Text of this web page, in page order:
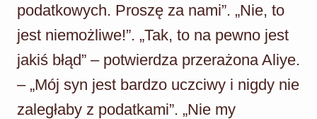
podatkowych. Proszę za nami”. „Nie, to
jest niemożliwe!”. „Tak, to na pewno jest
jakiś błąd” – potwierdza przerażona Aliye.
– „Mój syn jest bardzo uczciwy i nigdy nie
zaległaby z podatkami”. „Nie my